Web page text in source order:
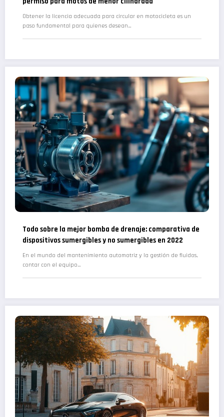
Obtener la licencia adecuada para circular en motocicleta es un
paso fundamental para quienes desean…
Todo sobre la mejor bomba de drenaje: comparativa de
dispositivos sumergibles y no sumergibles en 2022
En el mundo del mantenimiento automotriz y la gestión de fluidos,
contar con el equipo…